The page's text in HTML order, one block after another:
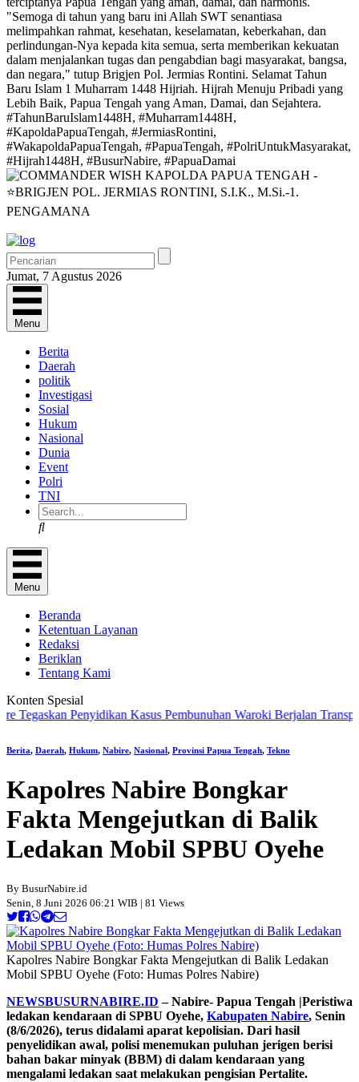
Jumat, 7 Agustus 2026
Menu
Berita
Daerah
politik
Investigasi
Sosial
Hukum
Nasional
Dunia
Event
Polri
TNI
Search
Menu
Beranda
Ketentuan Layanan
Redaksi
Beriklan
Tentang Kami
Konten Spesial
Penyidikan Kasus Pembunuhan Waroki Berjalan Transparan
Berita, Daerah, Hukum, Nabire, Nasional, Provinsi Papua Tengah, Tekno
Kapolres Nabire Bongkar
Fakta Mengejutkan di Balik
Ledakan Mobil SPBU Oyehe
By BusurNabire.id
Senin, 8 Juni 2026 06:21 WIB | 81 Views
Kapolres Nabire Bongkar Fakta Mengejutkan di Balik Ledakan
Mobil SPBU Oyehe (Foto: Humas Polres Nabire)
NEWSBUSURNABIRE.ID – Nabire- Papua Tengah |Peristiwa
ledakan kendaraan di SPBU Oyehe, Kabupaten Nabire, Senin
(8/6/2026), terus didalami aparat kepolisian. Dari hasil
penyelidikan awal, polisi menemukan puluhan jerigen berisi
bahan bakar minyak (BBM) di dalam kendaraan yang
mengalami ledakan saat melakukan pengisian Pertalite.